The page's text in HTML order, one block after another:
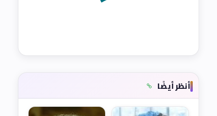
أنظر أيضًا